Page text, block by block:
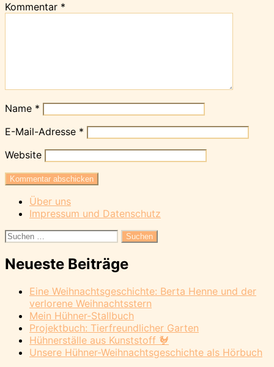
Kommentar *
Name *
E-Mail-Adresse *
Website
Über uns
Impressum und Datenschutz
Suchen
Neueste Beiträge
Eine Weihnachtsgeschichte: Berta Henne und der
verlorene Weihnachtsstern
Mein Hühner-Stallbuch
Projektbuch: Tierfreundlicher Garten
Hühnerställe aus Kunststoff 🐓
Unsere Hühner-Weihnachtsgeschichte als Hörbuch